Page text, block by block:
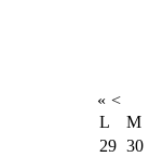
« <
L
M
29 30